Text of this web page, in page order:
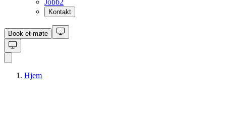
Jobb2
Kontakt
Book et møte
Hjem